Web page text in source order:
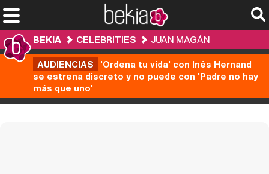
BEKIA CELEBRITIES
JUAN MAGÁN
AUDIENCIAS 'Ordena tu vida' con Inés Hernand
se estrena discreto y no puede con 'Padre no hay
más que uno'